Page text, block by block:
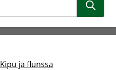
Kipu ja flunssa